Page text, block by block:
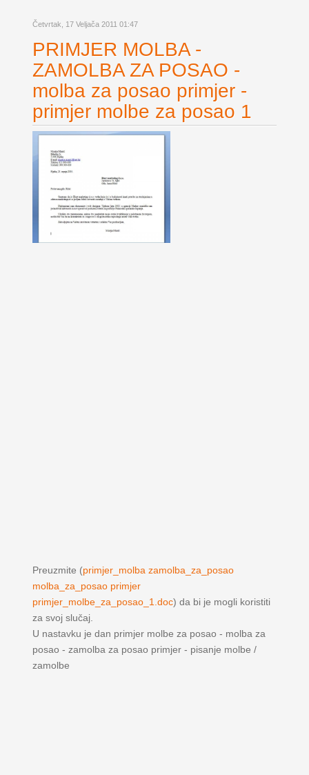
Četvrtak, 17 Veljača 2011 01:47
PRIMJER MOLBA -
ZAMOLBA ZA POSAO -
molba za posao primjer -
primjer molbe za posao 1
Preuzmite (primjer_molba zamolba_za_posao
molba_za_posao primjer
primjer_molbe_za_posao_1.doc) da bi je mogli koristiti
za svoj slučaj.
U nastavku je dan primjer molbe za posao - molba za
posao - zamolba za posao primjer - pisanje molbe /
zamolbe